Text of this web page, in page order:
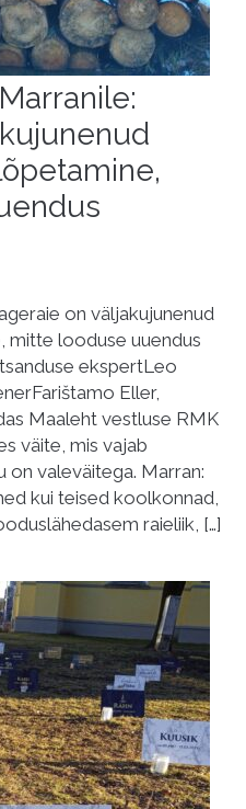
on väljakujunenud
mitte looduse uuendus
ekspertLeo
Eller,
Maaleht vestluse RMK
väite, mis vajab
on valeväitega. Marran:
kui teised koolkonnad,
raieliik, […]